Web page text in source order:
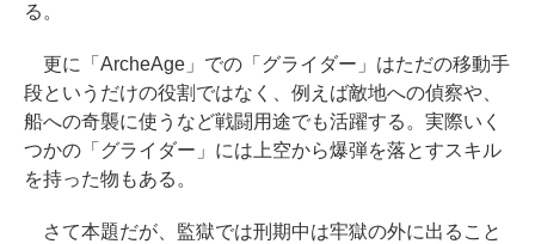
る。
更に「ArcheAge」での「グライダー」はただの移動手
段というだけの役割ではなく、例えば敵地への偵察や、
船への奇襲に使うなど戦闘用途でも活躍する。実際いく
つかの「グライダー」には上空から爆弾を落とすスキル
を持った物もある。
さて本題だが、監獄では刑期中は牢獄の外に出ること